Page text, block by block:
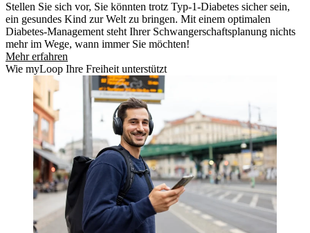
Stellen Sie sich vor, Sie könnten trotz Typ-1-Diabetes sicher sein,
ein gesundes Kind zur Welt zu bringen. Mit einem optimalen
Diabetes-Management steht Ihrer Schwangerschaftsplanung nichts
mehr im Wege, wann immer Sie möchten!
Mehr erfahren
Wie myLoop Ihre Freiheit unterstützt